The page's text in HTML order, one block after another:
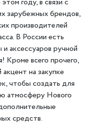
зарубежных брендов,
производителей
В России есть
аксессуаров ручной
Кроме всего прочего,
на закупке
чтобы создать для
атмосферу Нового
средств.